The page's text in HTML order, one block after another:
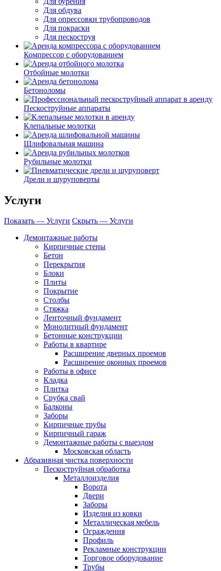
Для обдува
Для опрессовки трубопроводов
Для покраски
Для пескоструя
Компрессор с оборудованием
Отбойные молотки
Бетоноломы
Пескоструйные аппараты
Клепальные молотки
Шлифовальная машина
Рубильные молотки
Дрели и шуруповерты
Услуги
Показать — Услуги Скрыть — Услуги
Демонтажные работы
Кирпичные стены
Бетон
Перекрытия
Блоки
Плиты
Покрытие
Столбы
Стяжка
Ленточный фундамент
Монолитный фундамент
Бетонные конструкции
Работы в квартире
Расширение дверных проемов
Расширение оконных проемов
Работы в офисе
Кладка
Плитка
Срубка свай
Балконы
Заборы
Кирпичные трубы
Кирпичный гараж
Демонтажные работы с выездом
Московская область
Абразивная чистка поверхности
Пескоструйная обработка
Металлоизделия
Ворота
Двери
Заборы
Изделия из ковки
Металлическая мебель
Ограждения
Профиль
Рекламные конструкции
Торговое оборудование
Трубы